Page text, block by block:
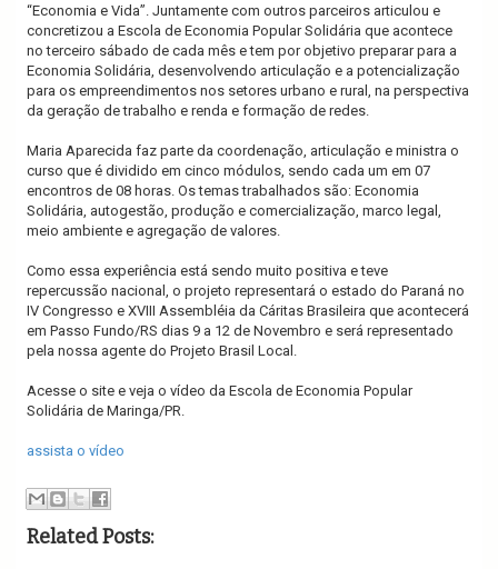
“Economia e Vida”. Juntamente com outros parceiros articulou e
concretizou a Escola de Economia Popular Solidária que acontece
no terceiro sábado de cada mês e tem por objetivo preparar para a
Economia Solidária, desenvolvendo articulação e a potencialização
para os empreendimentos nos setores urbano e rural, na perspectiva
da geração de trabalho e renda e formação de redes.
Maria Aparecida faz parte da coordenação, articulação e ministra o
curso que é dividido em cinco módulos, sendo cada um em 07
encontros de 08 horas. Os temas trabalhados são: Economia
Solidária, autogestão, produção e comercialização, marco legal,
meio ambiente e agregação de valores.
Como essa experiência está sendo muito positiva e teve
repercussão nacional, o projeto representará o estado do Paraná no
IV Congresso e XVIII Assembléia da Cáritas Brasileira que acontecerá
em Passo Fundo/RS dias 9 a 12 de Novembro e será representado
pela nossa agente do Projeto Brasil Local.
Acesse o site e veja o vídeo da Escola de Economia Popular
Solidária de Maringa/PR.
assista o vídeo
Related Posts: